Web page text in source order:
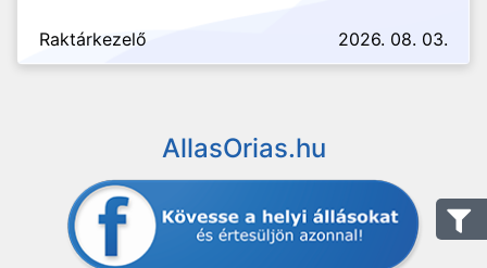
Raktárkezelő 2026. 08. 03.
AllasOrias.hu